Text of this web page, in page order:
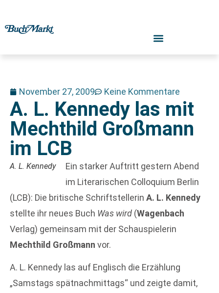
November 27, 2009 Keine Kommentare
A. L. Kennedy las mit
Mechthild Großmann
im LCB
A. L. Kennedy
Ein starker Auftritt gestern Abend
im Literarischen Colloquium Berlin
(LCB): Die britische Schriftstellerin A. L. Kennedy
stellte ihr neues Buch Was wird (Wagenbach
Verlag) gemeinsam mit der Schauspielerin
Mechthild Großmann vor.
A. L. Kennedy las auf Englisch die Erzählung
„Samstags spätnachmittags“ und zeigte damit,